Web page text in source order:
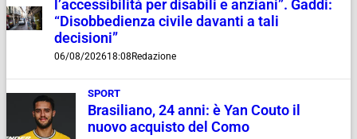
l’accessibilità per disabili e anziani”. Gaddi:
“Disobbedienza civile davanti a tali
decisioni”
06/08/202618:08 Redazione
SPORT
Brasiliano, 24 anni: è Yan Couto il
nuovo acquisto del Como